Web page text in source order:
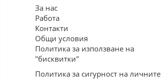
За нас
Работа
Контакти
Общи условия
Политика за използване на
"бисквитки"
Политика за сигурност на личните